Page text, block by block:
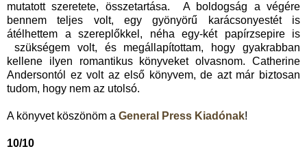
mutatott szeretete, összetartása. A boldogság a végére
bennem teljes volt, egy gyönyörű karácsonyestét is
átélhettem a szereplőkkel, néha egy-két papírzsepire is
szükségem volt, és megállapítottam, hogy gyakrabban
kellene ilyen romantikus könyveket olvasnom. Catherine
Andersontól ez volt az első könyvem, de azt már biztosan
tudom, hogy nem az utolsó.
A könyvet köszönöm a General Press Kiadónak!
10/10